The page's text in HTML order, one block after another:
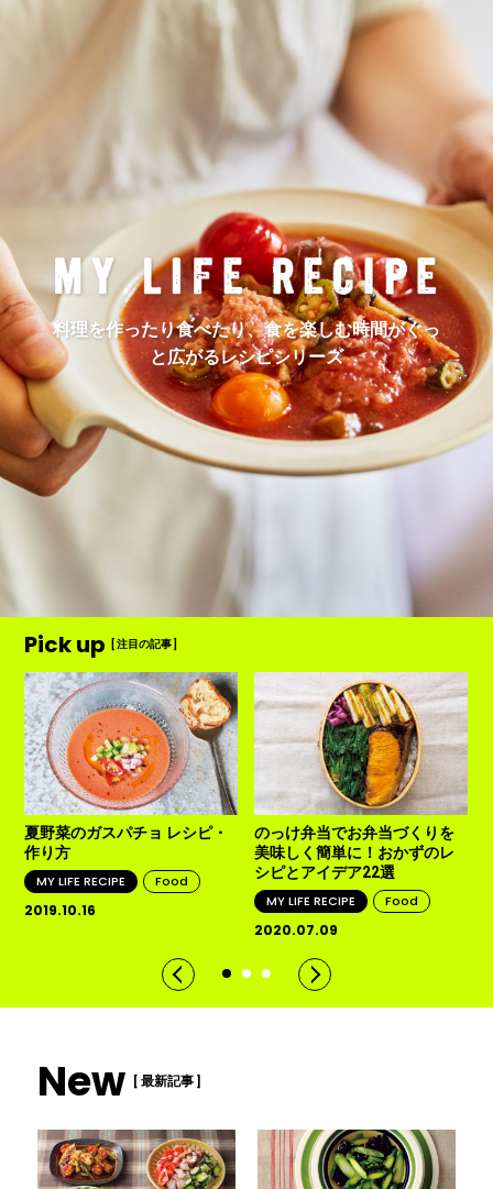
料理を作ったり食べたり、食を楽しむ時間がぐっ
と広がるレシピシリーズ
Pick up [ 注目の記事 ]
夏野菜のガスパチョ レシピ・
作り方
MY LIFE RECIPE
Food
2019.10.16
のっけ弁当でお弁当づくりを
美味しく簡単に！おかずのレ
シピとアイデア22選
MY LIFE RECIPE
Food
2020.07.09
New [ 最新記事 ]